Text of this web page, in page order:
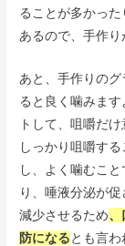
ることが多かっ
あるので、手作り
あと、手作りの
ると良く噛みま
トして、咀嚼だ
しっかり咀嚼す
し、よく噛むこ
り、唾液分泌が
減少させるため、
防になるとも言わ